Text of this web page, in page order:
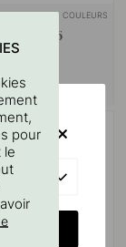
+ COULEURS
à 16
- Beige
pour
le